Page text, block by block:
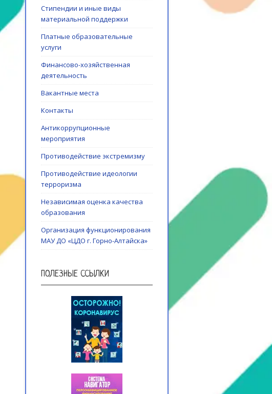
Стипендии и иные виды
материальной поддержки
Платные образовательные
услуги
Финансово-хозяйственная
деятельность
Вакантные места
Контакты
Антикоррупционные
мероприятия
Противодействие экстремизму
Противодействие идеологии
терроризма
Независимая оценка качества
образования
Организация функционирования
МАУ ДО «ЦДО г. Горно-Алтайска»
ПОЛЕЗНЫЕ ССЫЛКИ